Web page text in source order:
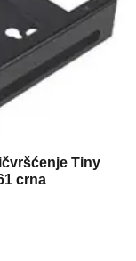
Tiny
crna